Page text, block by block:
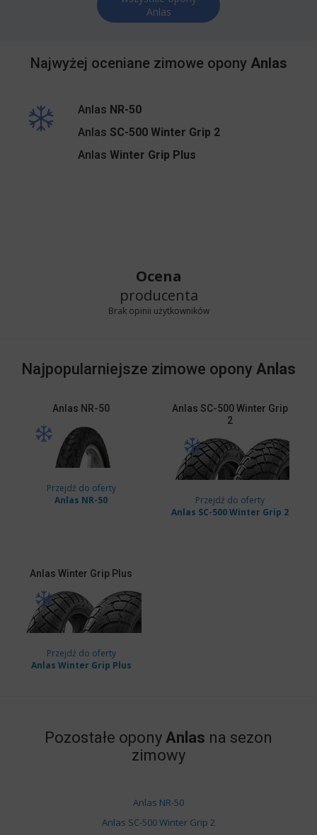
Anlas
Najwyżej oceniane zimowe opony Anlas
Anlas NR-50
Anlas SC-500 Winter Grip 2
Anlas Winter Grip Plus
Ocena
producenta
Brak opinii użytkowników
Najpopularniejsze zimowe opony Anlas
Anlas NR-50
Przejdź do oferty
Anlas NR-50
Anlas SC-500 Winter Grip
2
Przejdź do oferty
Anlas SC-500 Winter Grip 2
Anlas Winter Grip Plus
Przejdź do oferty
Anlas Winter Grip Plus
Pozostałe opony Anlas na sezon
zimowy
Anlas NR-50
Anlas SC-500 Winter Grip 2